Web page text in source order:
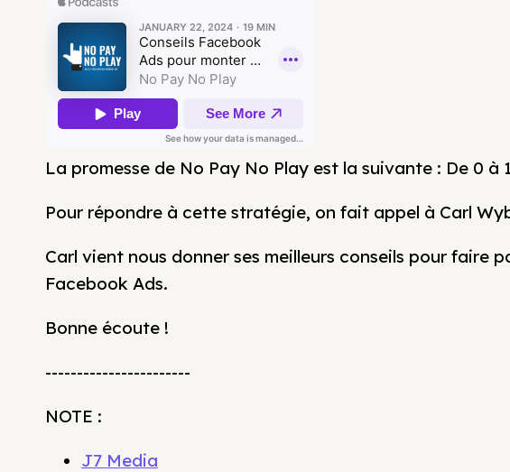
La promesse de No Pay No Play est la suivante : De 0
Pour répondre à cette stratégie, on fait appel à Carl
Carl vient nous donner ses meilleurs conseils pour faire
Facebook Ads.
Bonne écoute !
-----------------------
NOTE :
J7 Media